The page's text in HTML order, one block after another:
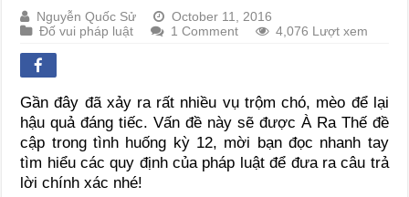
Nguyễn Quốc Sử
October 11, 2016
Đố vui pháp luật
1 Comment 4,076 Lượt xem
Gần đây đã xảy ra rất nhiều vụ trộm chó, mèo để lại
hậu quả đáng tiếc. Vấn đề này sẽ được À Ra Thế đề
cập trong tình huống kỳ 12, mời bạn đọc nhanh tay
tìm hiểu các quy định của pháp luật để đưa ra câu trả
lời chính xác nhé!